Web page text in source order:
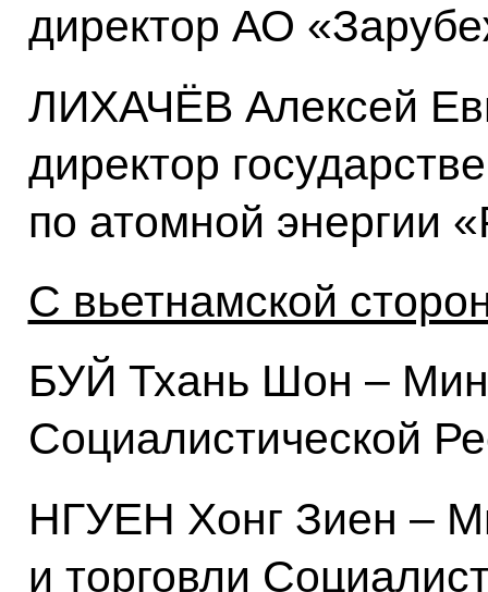
директор АО
ЛИХАЧЁВ Алексей
директор
по атомной энергии
С вьетнамской
БУЙ Тхань Шон –
Социалистической
НГУЕН Хонг Зиен –
и торговли